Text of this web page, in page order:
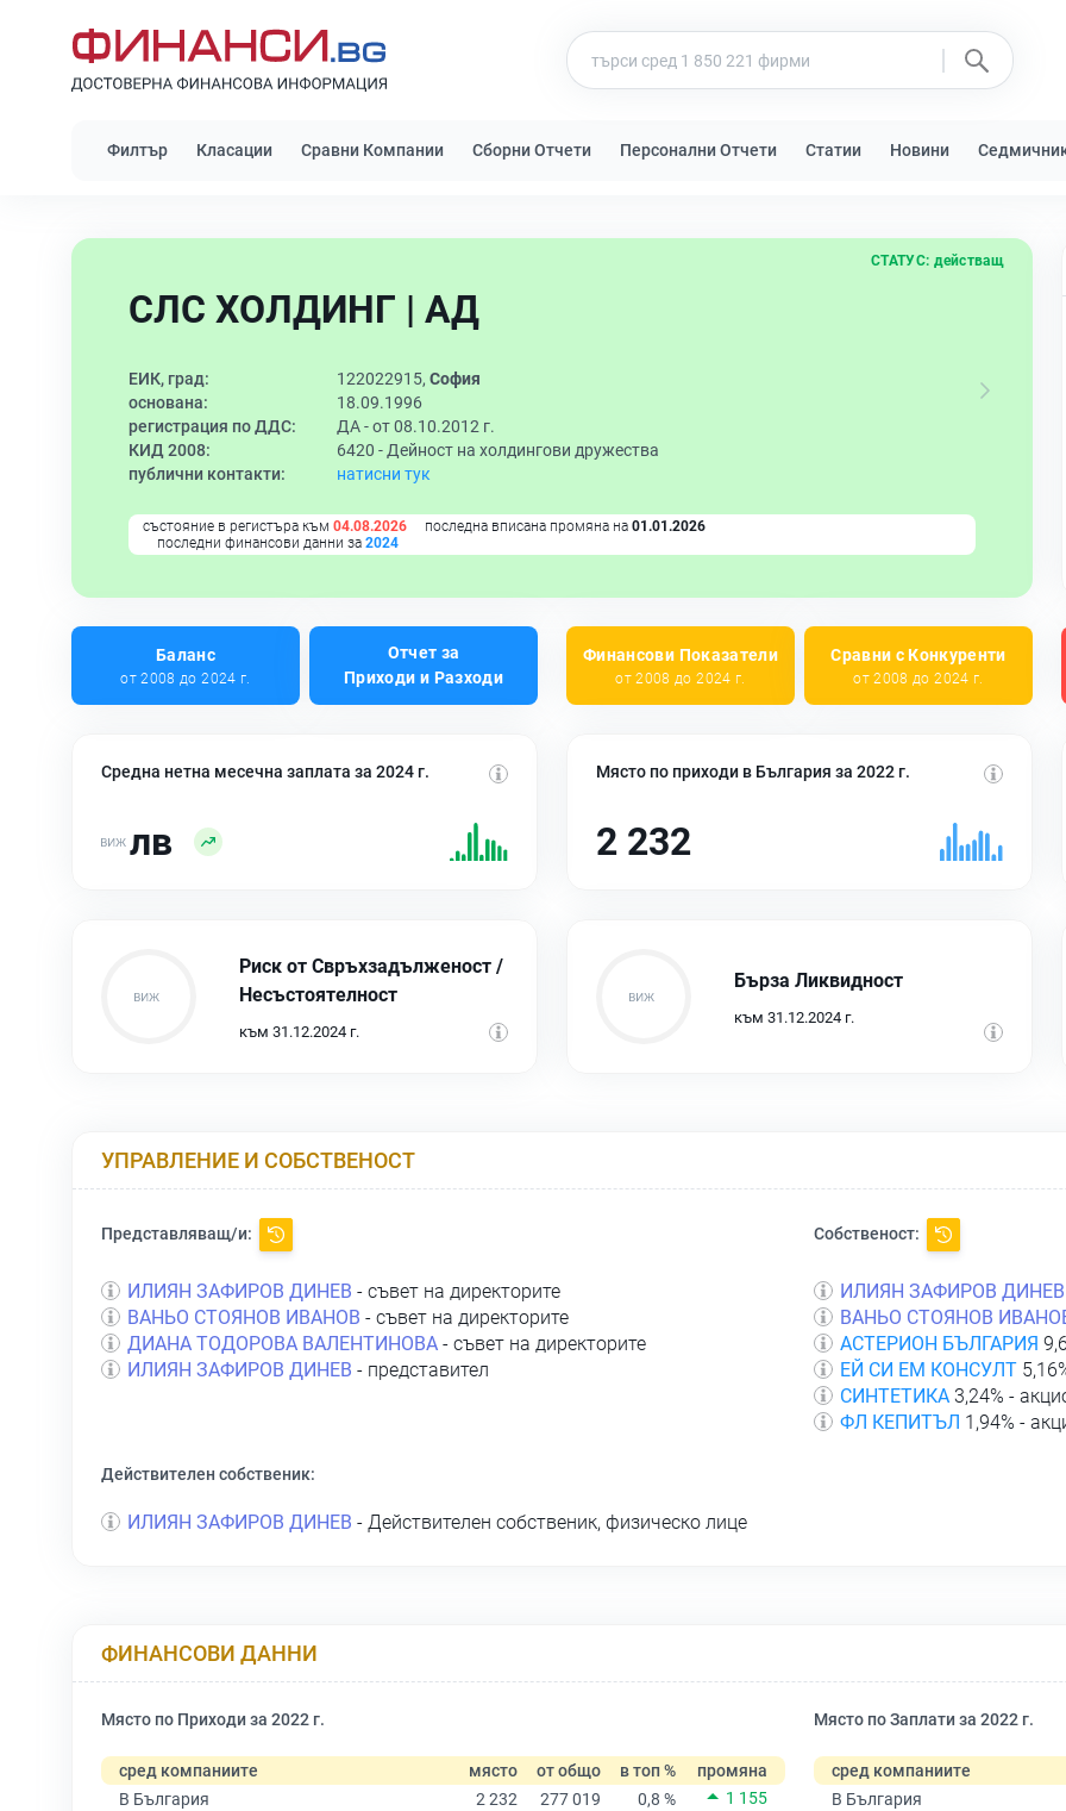
Филтър Класации Сравни Компании Сборни Отчети Персонални Отчети Статии Новини
СЛС ХОЛДИНГ | АД
СТАТУС: действащ
ЕИК, град: 122022915, София
основана:
18.09.1996
регистрация по ДДС:
ДА - от 08.10.2012 г.
КИД 2008:
6420 - Дейност на холдингови дружества
публични контакти:
натисни тук
състояние в регистъра към 04.08.2026 последна вписана промяна на 01.01.2026
последни финансови данни за 2024
Баланс
от 2008 до 2024 г.
Отчет за
Приходи и Разходи
Финансови Показатели
от 2008 до 2024 г.
Сравни с Конкуренти
от 2008 до 2024 г.
Средна нетна месечна заплата за 2024 г.
лв
Място по приходи в България за 2022 г.
2 232
Риск от Свръхзадълженост /
Несъстоятелност
към 31.12.2024 г.
Бърза Ликвидност
към 31.12.2024 г.
УПРАВЛЕНИЕ И СОБСТВЕНОСТ
Представляващ/и:
ИЛИЯН ЗАФИРОВ ДИНЕВ - съвет на директорите
ВАНЬО СТОЯНОВ ИВАНОВ - съвет на директорите
ДИАНА ТОДОРОВА ВАЛЕНТИНОВА - съвет на директорите
ИЛИЯН ЗАФИРОВ ДИНЕВ - представител
Собственост:
ИЛИЯН ЗАФИРОВ ДИНЕВ
ВАНЬО СТОЯНОВ
АСТЕРИОН БЪЛГАРИЯ
ЕЙ СИ ЕМ КОНСУЛТ
СИНТЕТИКА 3,24% -
ФЛ КЕПИТЪЛ 1,94% -
Действителен собственик:
ИЛИЯН ЗАФИРОВ ДИНЕВ - Действителен собственик, физическо лице
ФИНАНСОВИ ДАННИ
Място по Приходи за 2022 г.
сред компаниите място от общо в топ %
промяна
В България
2 232 277 019 0,8 %
1 155
Място по Заплати за 2022 г.
сред компаниите
В България